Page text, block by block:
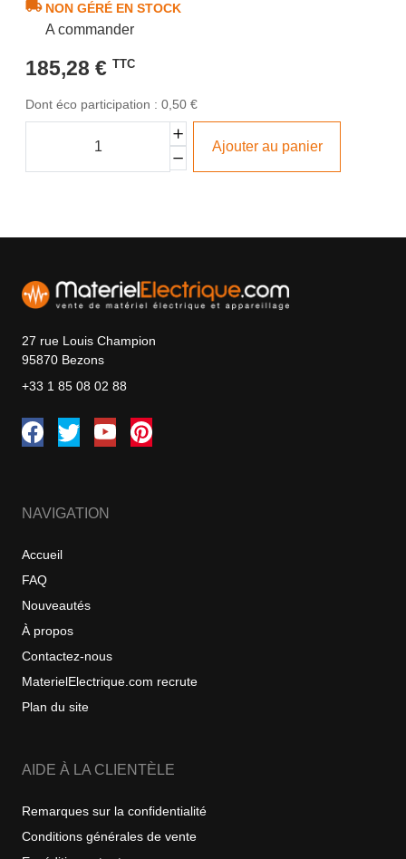
NON GÉRÉ EN STOCK
A commander
185,28 € TTC
Dont éco participation : 0,50 €
Ajouter au panier
27 rue Louis Champion
95870 Bezons
+33 1 85 08 02 88
NAVIGATION
Accueil
FAQ
Nouveautés
À propos
Contactez-nous
MaterielElectrique.com recrute
Plan du site
AIDE À LA CLIENTÈLE
Remarques sur la confidentialité
Conditions générales de vente